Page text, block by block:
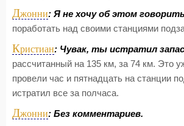
Джонни: Я не хочу об этом
поработать над своими станциями
Кристиан: Чувак, ты истратил
рассчитанный на 135 км, за 74 км. Это
провели час и пятнадцать на станции
истратил все за полчаса.
Джонни: Без комментариев.